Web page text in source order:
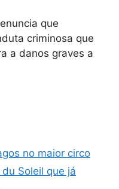
que
criminosa que
a danos graves a
no maior circo
Soleil que já